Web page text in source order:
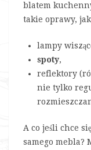
blatem
takie oprawy,
lampy
spoty,
reflektory
nie tylko
A co jeśli chce
samego mebla?